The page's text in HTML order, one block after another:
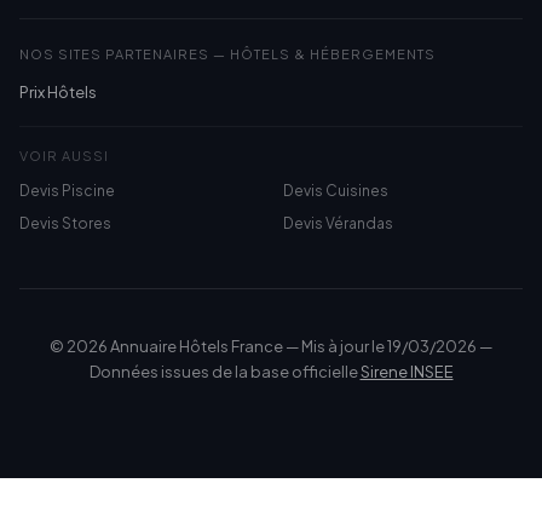
NOS SITES PARTENAIRES — HÔTELS & HÉBERGEMENTS
Prix Hôtels
VOIR AUSSI
Devis Piscine
Devis Cuisines
Devis Stores
Devis Vérandas
© 2026 Annuaire Hôtels France — Mis à jour le 19/03/2026 —
Données issues de la base officielleSirene INSEE